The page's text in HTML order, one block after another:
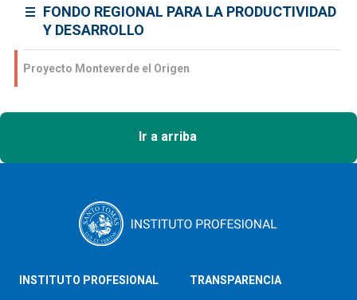
FONDO REGIONAL PARA LA PRODUCTIVIDAD
Y DESARROLLO
Proyecto Monteverde el Origen
Ir a arriba
INSTITUTO PROFESIONAL TRANSPARENCIA